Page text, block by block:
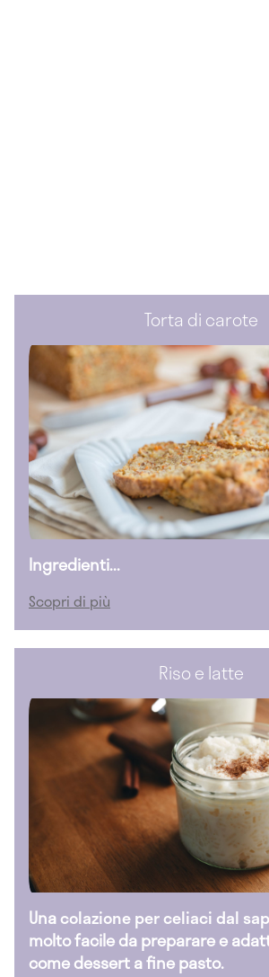
Torta di carote
Ingredienti...
Scopri di più
Riso e latte
Unacolazione per celiaci dal
molto facile da preparare e
come dessert a fine pasto.